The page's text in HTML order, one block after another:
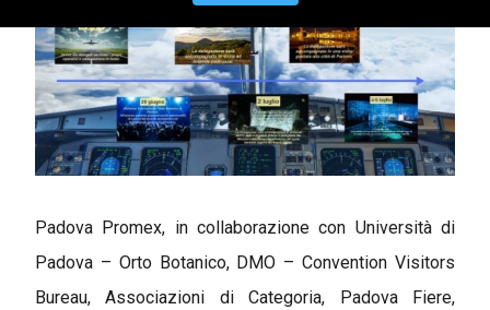
Padova Promex, in collaborazione con Università di
Padova – Orto Botanico, DMO – Convention Visitors
Bureau, Associazioni di Categoria, Padova Fiere,